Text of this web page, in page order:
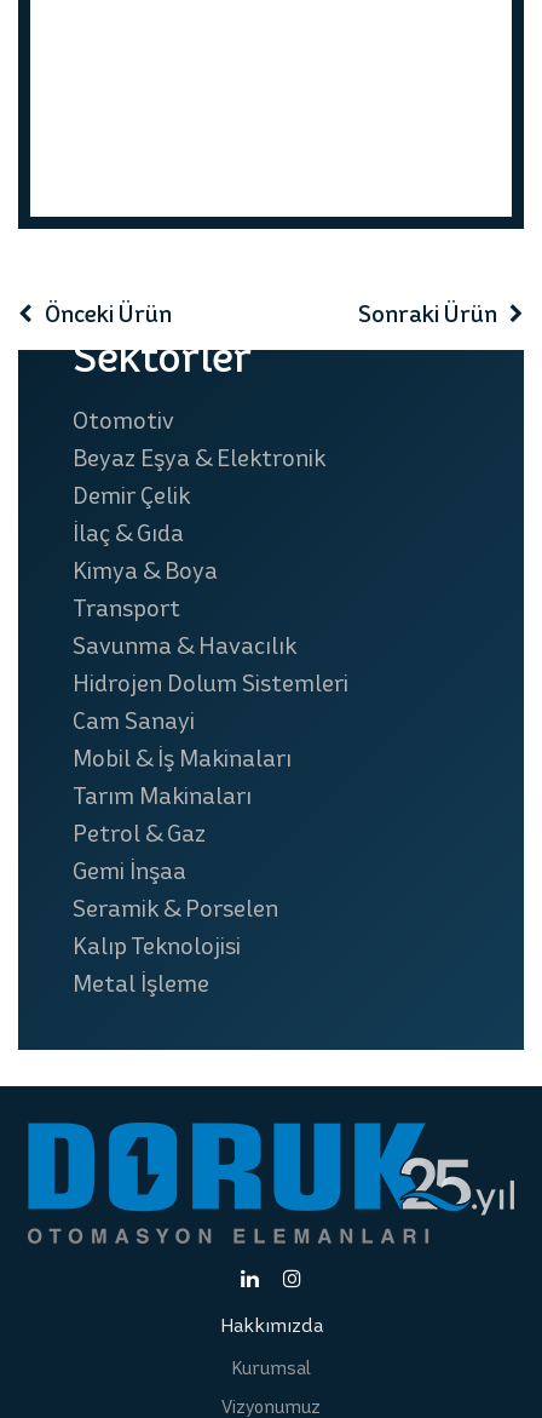
Önceki Ürün Sonraki Ürün
Sektörler
Otomotiv
Beyaz Eşya & Elektronik
Demir Çelik
İlaç & Gıda
Kimya & Boya
Transport
Savunma & Havacılık
Hidrojen Dolum Sistemleri
Cam Sanayi
Mobil & İş Makinaları
Tarım Makinaları
Petrol & Gaz
Gemi İnşaa
Seramik & Porselen
Kalıp Teknolojisi
Metal İşleme
Hakkımızda
Kurumsal
Vizyonumuz